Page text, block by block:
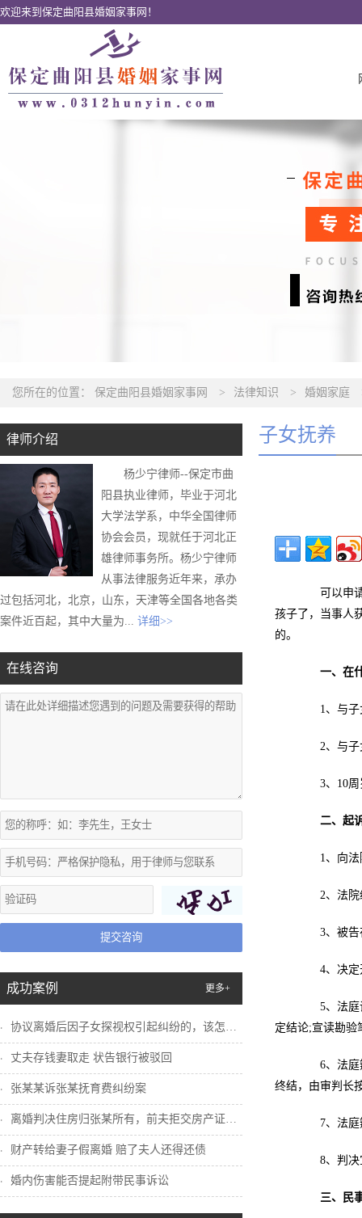
欢迎来到保定曲阳县婚姻家事网！
您所在的位置： 保定曲阳县婚姻家事网 > 法律知识 > 婚姻家庭
律师介绍
杨少宁律师--保定市曲
阳县执业律师，毕业于河北
大学法学系，中华全国律师
协会会员，现就任于河北正
雄律师事务所。杨少宁律师
从事法律服务近年来，承办
过包括河北，北京，山东，天津等全国各地各类
案件近百起，其中大量为... 详细>>
在线咨询
提交咨询
成功案例 更多+
协议离婚后因子女探视权引起纠纷的，该怎么...
丈夫存钱妻取走 状告银行被驳回
张某某诉张某抚育费纠纷案
离婚判决住房归张某所有，前夫拒交房产证怎...
财产转给妻子假离婚 赔了夫人还得还债
婚内伤害能否提起附带民事诉讼
子女抚养
可以申请
孩子了，当事人
的。
一、在
1、与子女
2、与子女
3、10周岁
二、起
1、向法
2、法院经
3、被告在
4、决定开
5、法庭调
定结论;宣读勘验
6、法庭辩
终结，由审判长
7、法庭辩
8、判决
三、民